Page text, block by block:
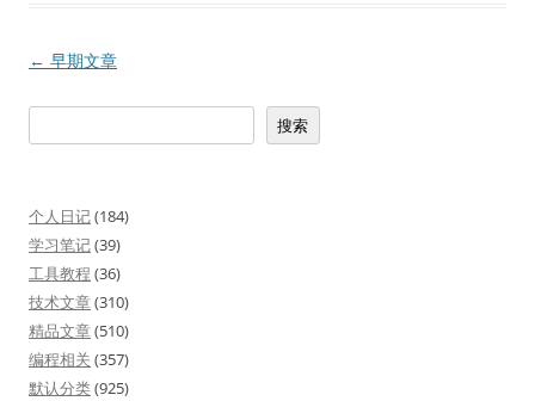
文
← 早期文章
索
搜索
个人日记(184)
学习笔记(39)
工具教程 (36)
技术文章 (310)
精品文章 (510)
编程相关 (357)
默认分类(925)